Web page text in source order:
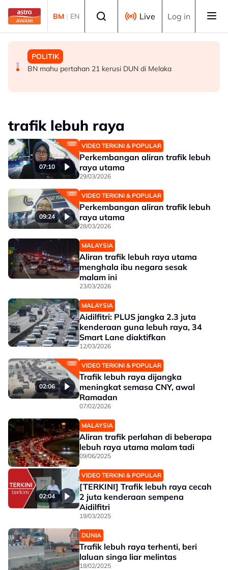
Skip to main content
BM | EN Live Log in
POLITIK
'Siapa akan pergi, siapa diperintah pergi? Tunggu dan
MALAYSIA
Operasi tren Kulai–Kempas Baru terjejas, kerja
POLITIK
BN mahu pertahan 21 kerusi DUN di Melaka
trafik lebuh raya
07:10
VIDEO TERKINI & POPULAR
Perkembangan aliran trafik lebuh
raya utama
29/03/2026
09:24
VIDEO TERKINI & POPULAR
Perkembangan aliran trafik lebuh
raya utama
28/03/2026
MALAYSIA
Aliran trafik lebuh raya utama
menghala ibu negara sesak
malam ini
23/03/2026
MALAYSIA
Aidilfitri: PLUS jangka 2.3 juta
kenderaan guna lebuh raya, 34
Smart Lane diaktifkan
12/03/2026
02:06
VIDEO TERKINI & POPULAR
Trafik lebuh raya dijangka
meningkat semasa CNY, awal
Ramadan
07/02/2026
MALAYSIA
Aliran trafik perlahan di beberapa
lebuh raya utama malam tadi
09/06/2025
02:04
VIDEO TERKINI & POPULAR
[TERKINI] Trafik lebuh raya cecah
2 juta kenderaan sempena
Aidilfitri
19/03/2025
DUNIA
Trafik lebuh raya terhenti, beri
laluan singa liar melintas
18/02/2025